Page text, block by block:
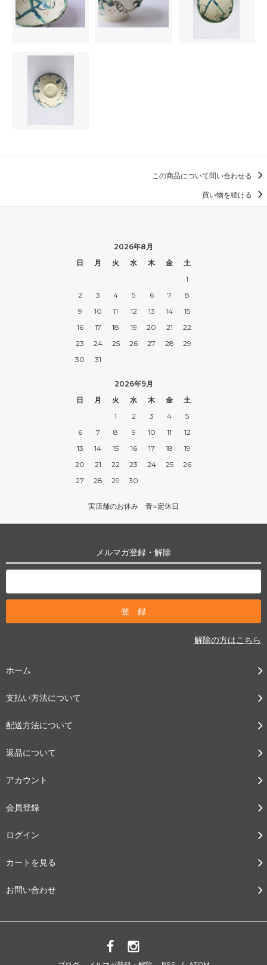
この商品について問い合わせる
買い物を続ける
2026年8月
日
月 火 水 木 金
土
1
2
3 4 5 6 7
8
9
10 11 12 13 14
15
16
17 18 19 20 21
22
23
24 25 26 27 28
29
30
31
2026年9月
日
月 火 水 木 金
土
1
2 3 4
5
6
7 8 9 10 11
12
13
14 15 16 17 18
19
20
21 22 23 24 25
26
27
28 29 30
実店舗のお休み 青=定休日
メルマガ登録・解除
解除の方はこちら
ホーム
支払い方法について
配送方法について
返品について
アカウント
会員登録
ログイン
カートを見る
お問い合わせ